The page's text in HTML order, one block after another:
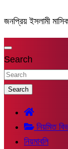
জনপ্রিয় ইসলামী
Search
Search
নিয়মিত
নিয়মাবলি